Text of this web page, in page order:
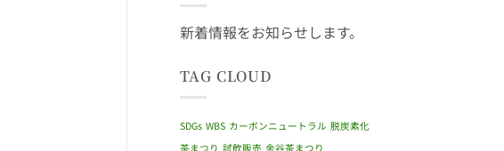
新着情報をお知らせします。
TAG CLOUD
SDGs WBS カーボンニュートラル 脱炭素化
茶まつり 試飲販売 金谷茶まつり